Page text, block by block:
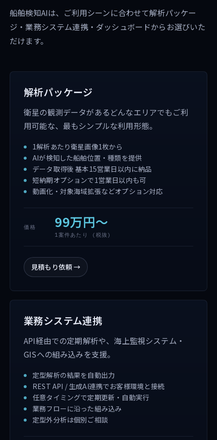
船舶検知AIは、ご利用シーンに合わせて解析パッケー
ジ・業務システム連携・ダッシュボードからお選びいた
だけます。
解析パッケージ
衛星の観測データがあるどんなエリアでもご利
用可能な、最もシンプルな利用形態。
1解析あたり衛星画像1枚から
AIが検知した船舶位置・種類を提供
データ取得後 基本15営業日以内に納品
短納期オプションで1営業日以内も可
動画化・対象海域拡張などオプション対応
価格 99万円〜
1案件あたり (税抜)
見積もり依頼→
業務システム連携
API経由での定期解析や、海上監視システム・
GISへの組み込みを支援。
定型解析の結果を自動出力
REST API / 生成AI連携でお客様環境と接続
任意タイミングで定期更新・自動実行
業務フローに沿った組み込み
定型外分析は個別ご相談